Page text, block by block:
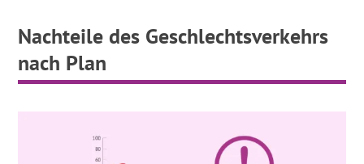
Nachteile des Geschlechtsverkehrs
nach Plan